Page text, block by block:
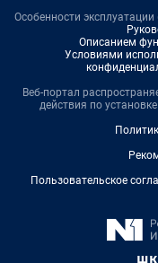
Особенности
Описанием
Условиями
Веб-портал
действия по
Пользовательское